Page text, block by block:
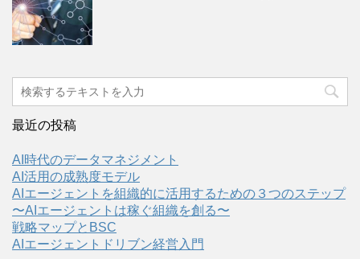
最近の投稿
AI時代のデータマネジメント
AI活用の成熟度モデル
AIエージェントを組織的に活用するための３つのステップ
〜AIエージェントは稼ぐ組織を創る〜
戦略マップとBSC
AIエージェントドリブン経営入門